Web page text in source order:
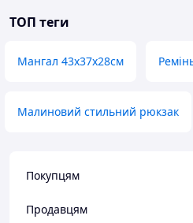
ТОП теги
Мангал 43х37х28см
Малиновий стильний рюкзак
Покупцям
Продавцям